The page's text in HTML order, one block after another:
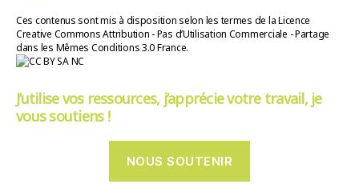
Ces contenus sont mis à disposition selon les termes de la Licence
Creative Commons Attribution - Pas d’Utilisation Commerciale - Partage
dans les Mêmes Conditions 3.0 France.
J’utilise vos ressources, j’apprécie votre travail, je
vous soutiens !
NOUS SOUTENIR